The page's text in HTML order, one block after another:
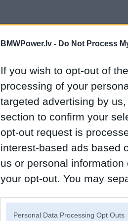
BMWPower.lv - Do Not Process
If you wish to opt-out of
processing of your
targeted advertising by
section to confirm your
opt-out request is
interest-based ads based
us or personal
your opt-out. You may
Personal Data Processing Opt Outs